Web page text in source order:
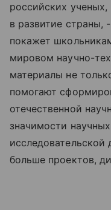
российских
в развитие страны,
покажет
мировом научно-
материалы не
помогают
отечественной
значимости
исследовательской
больше проектов,